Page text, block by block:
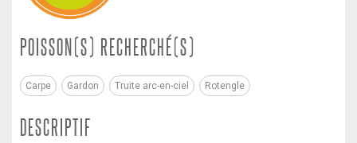
POISSON(S) RECHERCHÉ(S)
Carpe Gardon Truite arc-en-ciel Rotengle
DESCRIPTIF